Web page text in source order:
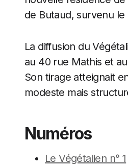
de Butaud, survenu
La diffusion du
au 40 rue Mathis et
Son tirage atteignait
modeste mais
Numéros
Le Végétalien n° 1